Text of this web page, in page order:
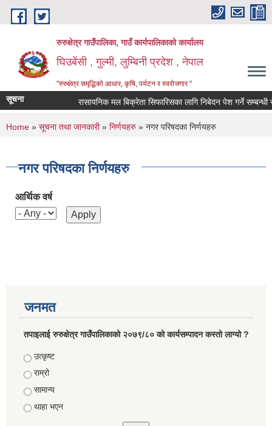
Skip to main content
रुरुक्षेत्र गाउँपालिका, गाउँ कार्यपालिकाको कार्यालय
घिउबेंसी , गुल्मी, लुम्बिनी प्रदेश , नेपाल
"रुरुक्षेत्र समृद्धिको आधार, कृषि, पर्यटन र स्वरोजगार "
सूचना रासायनिक मल बिक्रेता सिफारिसका लागि निबेदन पेश गर्ने सम्बन्धी
You are here
Home » सूचना तथा जानकारी» निर्णयहरु » नगर परिषदका निर्णयहरु
नगर परिषदका निर्णयहरु
आर्थिक वर्ष
जनमत
तपाइलाई रुरुक्षेत्र गाउँपालिकाको २०७९/८० को कार्यसम्पादन कस्तो लाग्यो ?
Choices
उत्कृष्ट
राम्रो
सामान्य
थाहा भएन